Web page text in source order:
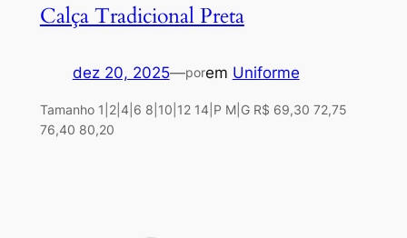
Calça Tradicional Preta
dez 20, 2025—porem Uniforme
Tamanho 1|2|4|6 8|10|12 14|P M|G R$ 69,30 72,75
76,40 80,20